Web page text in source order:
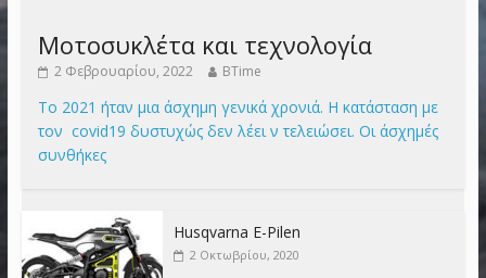
Μοτοσυκλέτα και τεχνολογία
2 Φεβρουαρίου, 2022 BTime
Το 2021 ήταν μια άσχημη γενικά χρονιά. Η κατάσταση με
τον covid19 δυστυχώς δεν λέει ν τελειώσει. Οι άσχημές
συνθήκες
Husqvarna E-Pilen
2 Οκτωβρίου, 2020